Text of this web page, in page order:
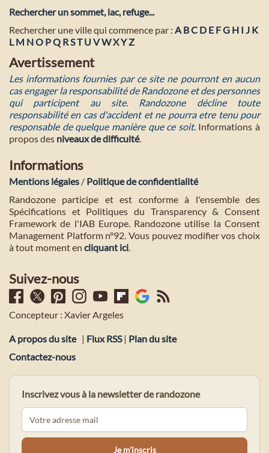
Rechercher un sommet, lac, refuge...
Rechercher une ville qui commence par : A BC D E FG H I J K
L M NO PQ R ST U VWXY Z
Avertissement
Les informations fournies par ce site ne pourront en aucun
cas engager la responsabilité de Randozone et des personnes
qui participent au site. Randozone décline toute
responsabilité en cas d'accident et ne pourra etre tenu pour
responsable de quelque manière que ce soit. Informations à
propos des niveaux de difficulté.
Informations
Mentions légales / Politique de confidentialité
Randozone participe et est conforme à l'ensemble des
Spécifications et Politiques du Transparency & Consent
Framework de l'IAB Europe. Randozone utilise la Consent
Management Platform n°92. Vous pouvez modifier vos choix
à tout moment en cliquant ici
Suivez-nous
Concepteur : Xavier Argeles
A propos du site | Flux RSS| Plan du site
Contactez-nous
Inscrivez vous à la newsletter de randozone